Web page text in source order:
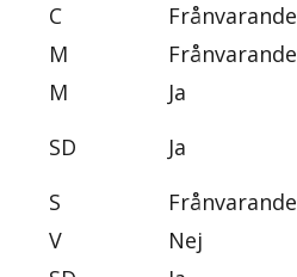
C Frånvarande
M Frånvarande
M Ja
SD Ja
S Frånvarande
V Nej